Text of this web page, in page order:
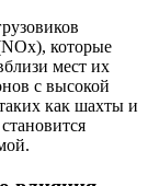
которые
мест их
с высокой
как шахты и